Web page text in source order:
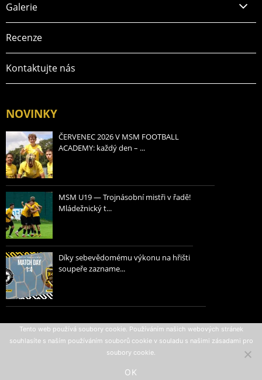
NOVINKY
ČERVENEC 2026 V MSM FOOTBALL
ACADEMY: každý den – ...
MSM U19 — Trojnásobní mistři v řadě!
Mládežnický t...
Díky sebevědomému výkonu na hřišti
soupeře zazname...
Galerie
Recenze
Kontaktujte nás
Zásady ochrany osobních údajů
Podmínky používání
Tento web používá soubory cookie. Používáním našich webových stránek
souhlasíte s naším používáním souborů cookie v souladu s našimi zásadami pro
soubory cookie.
OK